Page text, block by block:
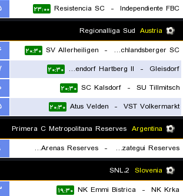
Independiente FBC
-
Resistencia SC ۲۳:۰۰
Austria
Deutschlandsberger SC
-
SV Allerheiligen ۲۰:۳۰
Gleisdorf
-
FSC Eggendorf Hartberg II ۲۰:۳۰
SU Tillmitsch
-
SC Kalsdorf ۲۰:۳۰
VST Volkermarkt
-
Atus Velden ۲۰:۳۰
Argentina
Berazategui Reserves
-
Victoriano Arenas Reserves
۲۰:۳۰Slovenia
NK Krka
-
NK Emmi Bistrica ۱۹:۳۰